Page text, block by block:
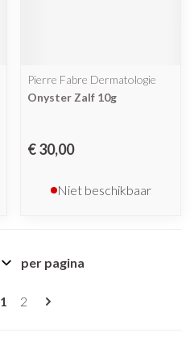
Pierre Fabre Dermatologie
Onyster Zalf 10g
€ 30,00
Niet beschikbaar
Pagina's
U lees momenteel pagina
1 Pagina
2
per pagina